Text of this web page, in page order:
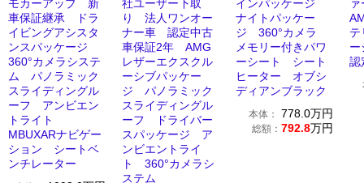
モカーアップ 新
車保証継承 ドラ
イビングアシスタ
ンスパッケージ
360°カメラシステ
ム パノラミック
スライディングル
ーフ アンビエン
トライト
MBUXARナビゲー
ション シートベ
ンチレーター
社ユーザー下取
り 法人ワンオー
ナー車 認定中古
車保証2年 AMG
レザーエクスクル
ーシブパッケー
ジ パノラミック
スライディングル
ーフ ドライバー
スパッケージ ア
ンビエントライ
ト 360°カメラシ
ステム
インパッケージ
ナイトパッケー
ジ 360°カメラ
メモリー付きパワ
ーシート シート
ヒーター オブシ
ディアンブラック
本体： 778.0万円
総額： 792.8万円
認